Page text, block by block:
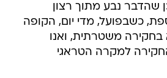
שהדבר נבע מתוך רצון
כשבפועל, מדי יום, הקופה
משטרתית, ואנו
למקרה הטראגי